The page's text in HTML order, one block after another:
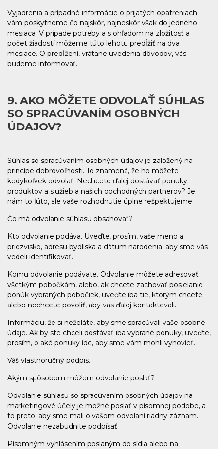
Vyjadrenia a prípadné informácie o prijatých opatreniach
vám poskytneme čo najskôr, najneskôr však do jedného
mesiaca. V prípade potreby a s ohľadom na zložitosť a
počet žiadostí môžeme túto lehotu predĺžiť na dva
mesiace. O predĺžení, vrátane uvedenia dôvodov, vás
budeme informovať.
9. AKO MÔŽETE ODVOLAŤ SÚHLAS
SO SPRACÚVANÍM OSOBNÝCH
ÚDAJOV?
Súhlas so spracúvaním osobných údajov je založený na
princípe dobrovoľnosti. To znamená, že ho môžete
kedykoľvek odvolať. Nechcete ďalej dostávať ponuky
produktov a služieb a našich obchodných partnerov? Je
nám to ľúto, ale vaše rozhodnutie úplne rešpektujeme.
Čo má odvolanie súhlasu obsahovať?
Kto odvolanie podáva. Uveďte, prosím, vaše meno a
priezvisko, adresu bydliska a dátum narodenia, aby sme vás
vedeli identifikovať.
Komu odvolanie podávate. Odvolanie môžete adresovať
všetkým pobočkám, alebo, ak chcete zachovať posielanie
ponúk vybraných pobočiek, uveďte iba tie, ktorým chcete
alebo nechcete povoliť, aby vás ďalej kontaktovali.
Informáciu, že si neželáte, aby sme spracúvali vaše osobné
údaje. Ak by ste chceli dostávať iba vybrané ponuky, uveďte,
prosím, o aké ponuky ide, aby sme vám mohli vyhovieť.
Váš vlastnoručný podpis.
Akým spôsobom môžem odvolanie poslať?
Odvolanie súhlasu so spracúvaním osobných údajov na
marketingové účely je možné poslať v písomnej podobe, a
to preto, aby sme mali o vašom odvolaní riadny záznam.
Odvolanie nezabudnite podpísať.
Písomným vyhlásením poslaným do sídla alebo na